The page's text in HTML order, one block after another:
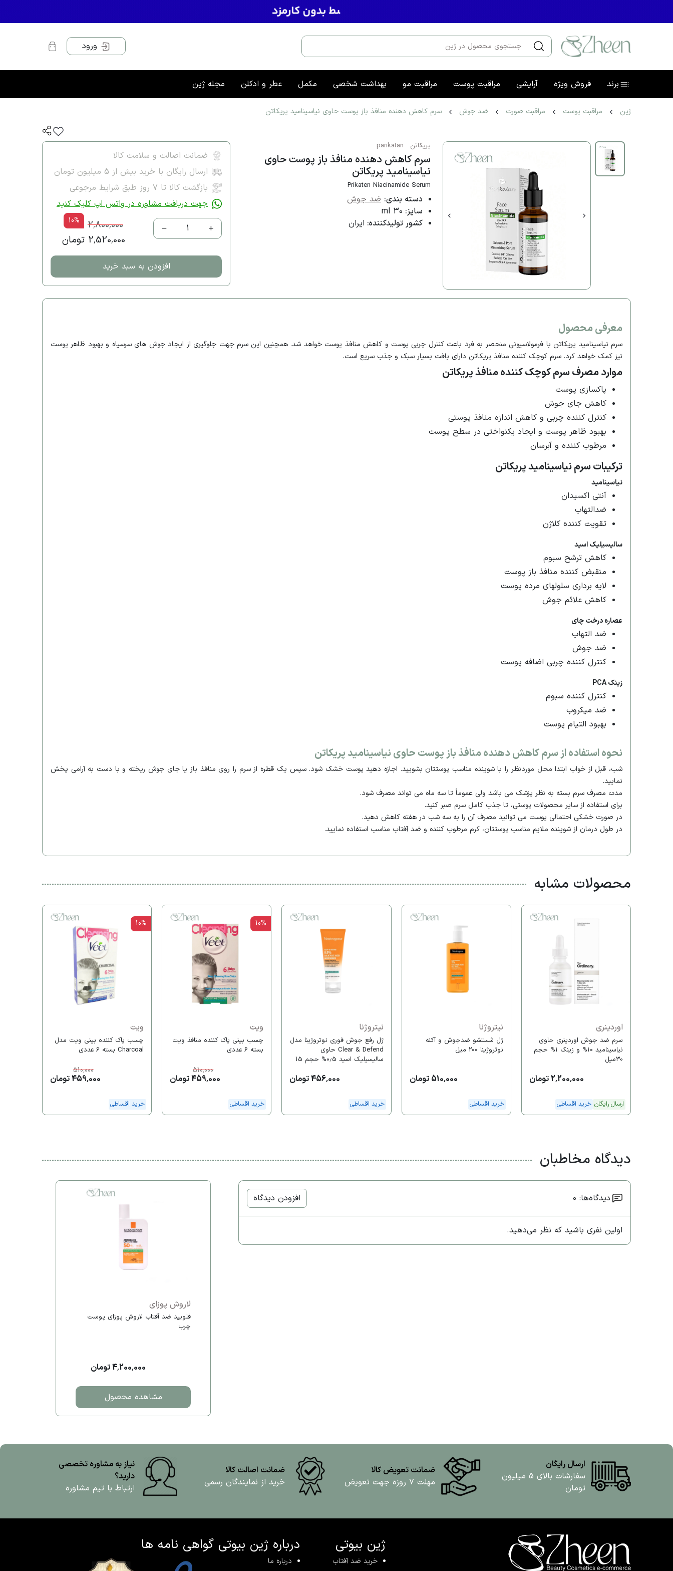
ورود
برند فروش ویژه آرایشی مراقبت پوست مراقبت مو بهداشت شخصی مکمل عطر و ادکلن مجله ژین
ژین مراقبت پوست مراقبت صورت ضد جوش سرم کاهش دهنده منافذ باز پوست حاوی نیاسینامید پریکاتن
پریکاتن parikatan
سرم کاهش دهنده منافذ باز پوست حاوی
نیاسینامید پریکاتن
Prikaten Niacinamide Serum
دسته بندی: ضد جوش
سایز: 30 ml
کشور تولیدکننده: ایران
ضمانت اصالت و سلامت کالا
ارسال رایگان با خرید بیش از 5 میلیون تومان
بازگشت کالا تا ۷ روز طبق شرایط مرجوعی
جهت دریافت مشاوره در واتس اپ کلیک کنید
1
2,800,000
10%
2,520,000 تومان
افزودن به سبد خرید
معرفی محصول
سرم نیاسینامید پریکاتن با فرمولاسیونی منحصر به فرد باعث کنترل چربی پوست و کاهش منافذ پوست خواهد شد. همچنین این سرم جهت جلوگیری از ایجاد جوش های سرسیاه و بهبود ظاهر پوست
نیز کمک خواهد کرد. سرم کوچک کننده منافذ پریکاتن دارای بافت بسیار سبک و جذب سریع است.
موارد مصرف سرم کوچک کننده منافذ پریکاتن
پاکسازی پوست
کاهش جای جوش
کنترل کننده چربی و کاهش اندازه منافذ پوستی
بهبود ظاهر پوست و ایجاد یکنواختی در سطح پوست
مرطوب کننده و آبرسان
ترکیبات سرم نیاسینامید پریکاتن
نیاسینامید
آنتی اکسیدان
ضدالتهاب
تقویت کننده کلاژن
سالیسیلیک اسید
کاهش ترشح سبوم
منقبض کننده منافذ باز پوست
لایه برداری سلولهای مرده پوست
کاهش علائم جوش
عصاره درخت چای
ضد التهاب
ضد جوش
کنترل کننده چربی اضافه پوست
زینک PCA
کنترل کننده سبوم
ضد میکروب
بهبود التیام پوست
نحوه استفاده از سرم کاهش دهنده منافذ باز پوست حاوی نیاسینامید پریکاتن
شب، قبل از خواب ابتدا محل موردنظر را با شوینده مناسب پوستتان بشویید. اجازه دهید پوست خشک شود. سپس یک قطره از سرم را روی منافذ باز یا جای جوش ریخته و با دست به آرامی پخش
نمایید.
مدت مصرف سرم بسته به نظر پزشک می باشد ولی عموماً تا سه ماه می تواند مصرف شود.
برای استفاده از سایر محصولات پوستی، تا جذب کامل سرم صبر کنید.
در صورت خشکی احتمالی پوست می توانید مصرف آن را به سه شب در هفته کاهش دهید.
در طول درمان از شوینده ملایم مناسب پوستتان، کرم مرطوب کننده و ضد آفتاب مناسب استفاده نمایید.
محصولات مشابه
اوردینری
سرم ضد جوش اوردینری حاوی
نیاسینامید 10% و زینک 1% حجم
30میل
2,200,000 تومان
ارسال رایگان خرید اقساطی
نیتروژنا
ژل شستشو ضدجوش و آکنه
نوتروژینا 200 میل
510,000 تومان
خرید اقساطی
نیتروژنا
ژل رفع جوش فوری نوتروژینا مدل
Clear & Defend حاوی
سالیسیلیک اسید 0.5% حجم 15
456,000 تومان
خرید اقساطی
10%
ویت
چسب بینی پاک کننده منافذ ویت
بسته 6 عددی
510,000
459,000 تومان
خرید اقساطی
10%
ویت
چسب‌ پاک کننده بینی ویت مدل
Charcoal بسته 6 عددی
510,000
459,000 تومان
خرید اقساطی
دیدگاه مخاطبان
دیدگاه‌ها: 0 افزودن دیدگاه
اولین نفری باشید که نظر می‌دهید.
لاروش پوزای
فلویید ضد آفتاب لاروش پوزای پوست
چرب
4,200,000 تومان
مشاهده محصول
ارسال رایگان
سفارشات بالای 5 میلیون
تومان
ضمانت تعویض کالا
مهلت ۷ روزه جهت تعویض
ضمانت اصالت کالا
خرید از نمایندگان رسمی
نیاز به مشاوره تخصصی
دارید؟
ارتباط با تیم مشاوره
ژین بیوتی
خرید ضد آفتاب
درباره ژین بیوتی
درباره ما
گواهی نامه ها